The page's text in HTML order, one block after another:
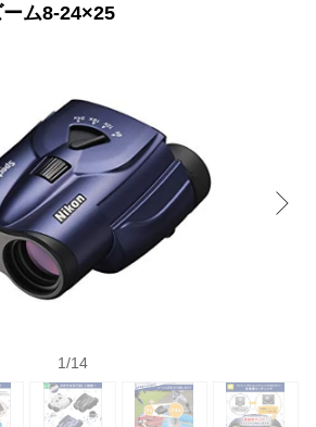
ム8-24×25
1/14